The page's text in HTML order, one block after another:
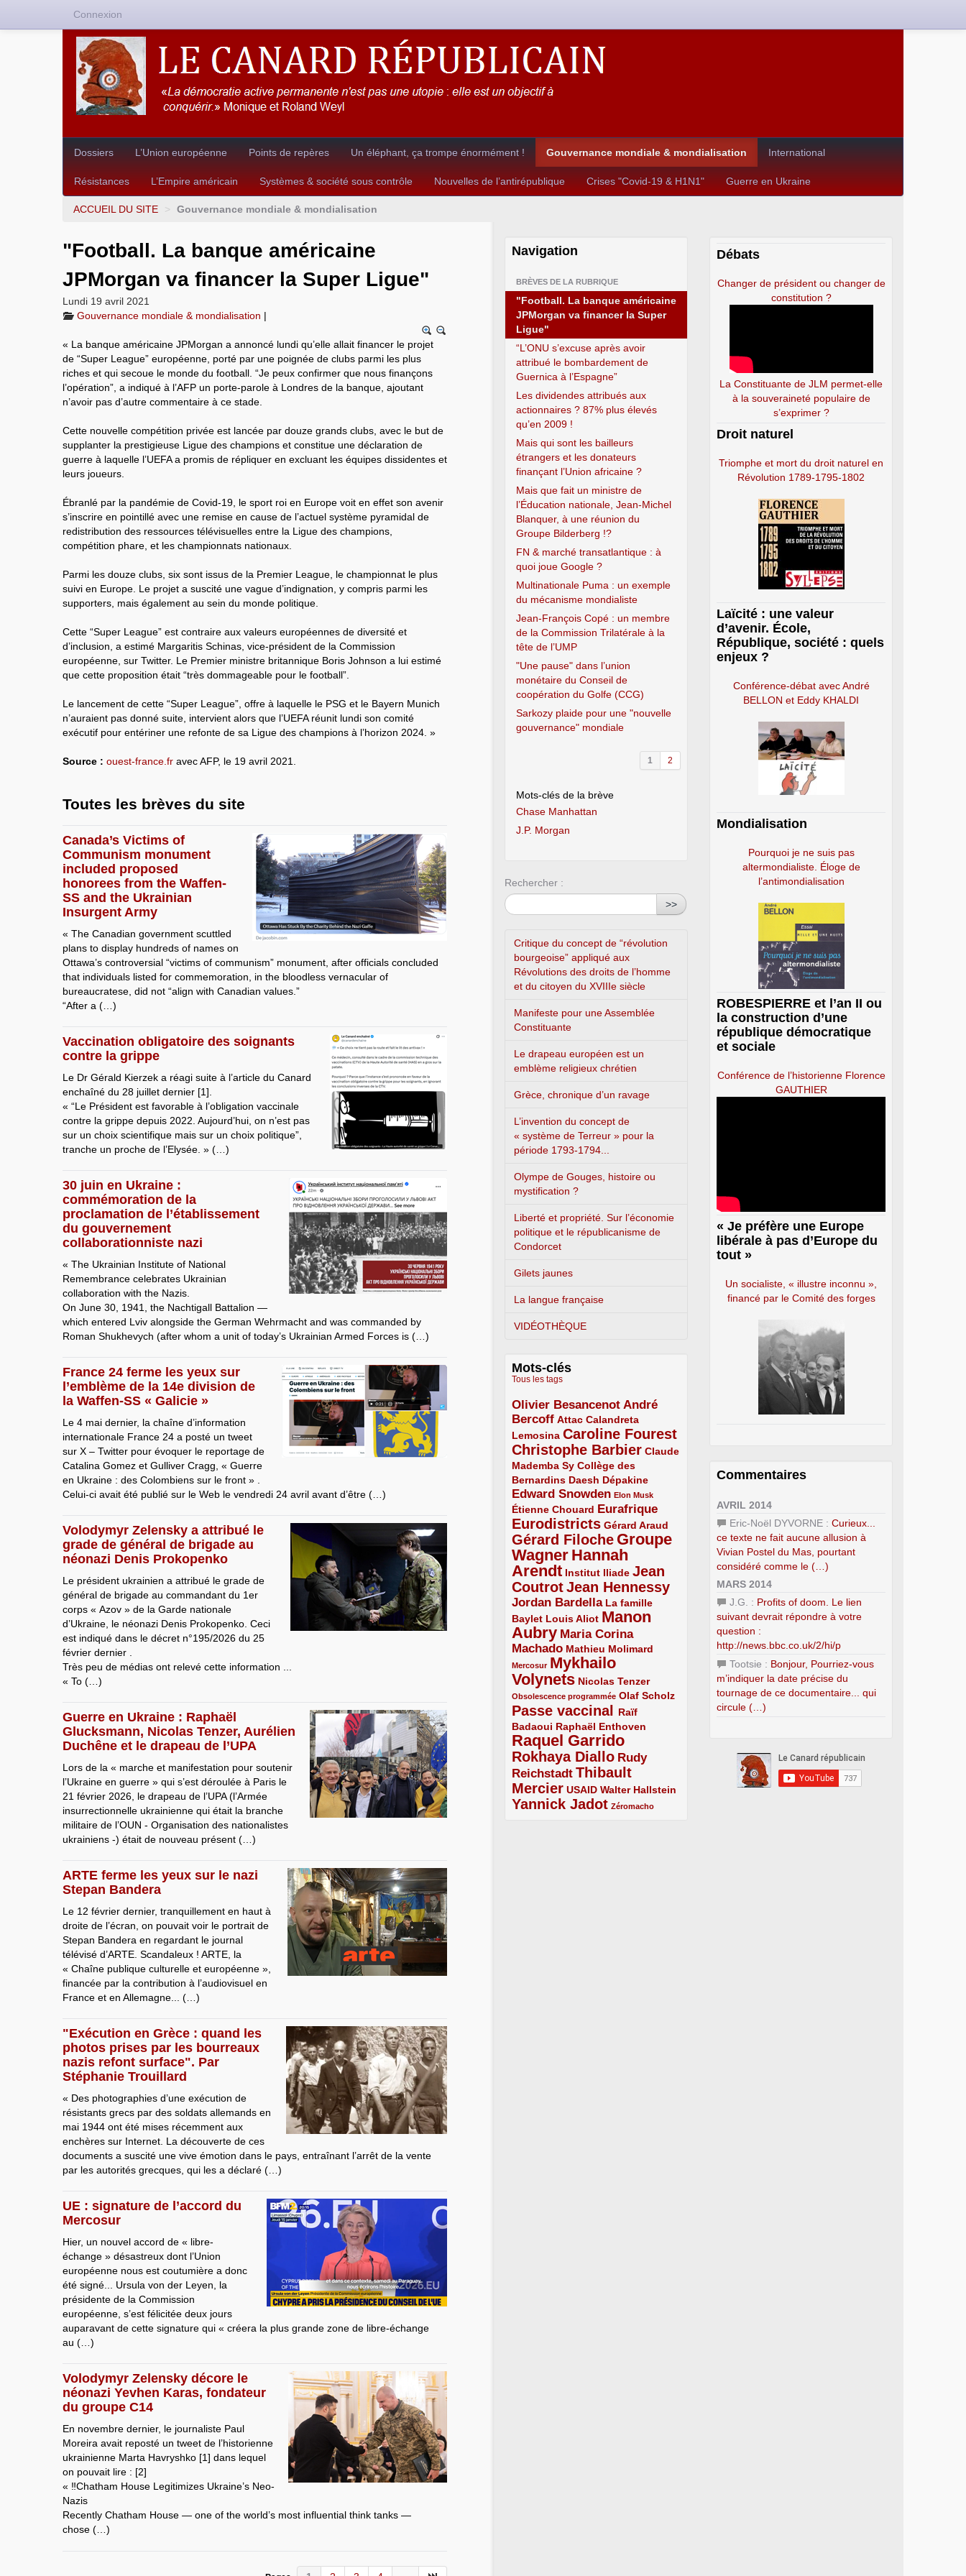
Dossiers L’Union européenne Points de repères Un éléphant, ça trompe énormément ! Gouvernance mondiale & mondialisation International
Résistances L’Empire américain Systèmes & société sous contrôle Nouvelles de l’antirépublique Crises "Covid-19 & H1N1" Guerre en Ukraine
ACCUEIL DU SITE > Gouvernance mondiale & mondialisation
"Football. La banque américaine
JPMorgan va financer la Super Ligue"
Lundi 19 avril 2021
Gouvernance mondiale & mondialisation |
« La banque américaine JPMorgan a annoncé lundi qu’elle allait financer le projet
de “Super League” européenne, porté par une poignée de clubs parmi les plus
riches et qui secoue le monde du football. “Je peux confirmer que nous finançons
l’opération”, a indiqué à l’AFP un porte-parole à Londres de la banque, ajoutant
n’avoir pas d’autre commentaire à ce stade.
Cette nouvelle compétition privée est lancée par douze grands clubs, avec le but de
supplanter la prestigieuse Ligue des champions et constitue une déclaration de
guerre à laquelle l’UEFA a promis de répliquer en excluant les équipes dissidentes et
leurs joueurs.
Ébranlé par la pandémie de Covid-19, le sport roi en Europe voit en effet son avenir
s’inscrire en pointillé avec une remise en cause de l’actuel système pyramidal de
redistribution des ressources télévisuelles entre la Ligue des champions,
compétition phare, et les championnats nationaux.
Parmi les douze clubs, six sont issus de la Premier League, le championnat le plus
suivi en Europe. Le projet a suscité une vague d’indignation, y compris parmi les
supporters, mais également au sein du monde politique.
Cette “Super League” est contraire aux valeurs européennes de diversité et
d’inclusion, a estimé Margaritis Schinas, vice-président de la Commission
européenne, sur Twitter. Le Premier ministre britannique Boris Johnson a lui estimé
que cette proposition était “très dommageable pour le football”.
Le lancement de cette “Super League”, offre à laquelle le PSG et le Bayern Munich
n’auraient pas donné suite, intervient alors que l’UEFA réunit lundi son comité
exécutif pour entériner une refonte de sa Ligue des champions à l’horizon 2024. »
Source : ouest-france.fr avec AFP, le 19 avril 2021.
Toutes les brèves du site
Canada’s Victims of
Communism monument
included proposed
honorees from the Waffen-
SS and the Ukrainian
Insurgent Army
« The Canadian government scuttled
plans to display hundreds of names on
Ottawa’s controversial “victims of communism” monument, after officials concluded
that individuals listed for commemoration, in the bloodless vernacular of
bureaucratese, did not “align with Canadian values.”
“After a (…)
Vaccination obligatoire des soignants
contre la grippe
Le Dr Gérald Kierzek a réagi suite à l’article du Canard
enchaîné du 28 juillet dernier [1].
« “Le Président est favorable à l’obligation vaccinale
contre la grippe depuis 2022. Aujourd’hui, on n’est pas
sur un choix scientifique mais sur un choix politique”,
tranche un proche de l’Elysée. » (…)
30 juin en Ukraine :
commémoration de la
proclamation de l’établissement
du gouvernement
collaborationniste nazi
« The Ukrainian Institute of National
Remembrance celebrates Ukrainian
collaboration with the Nazis.
On June 30, 1941, the Nachtigall Battalion —
which entered Lviv alongside the German Wehrmacht and was commanded by
Roman Shukhevych (after whom a unit of today’s Ukrainian Armed Forces is (…)
France 24 ferme les yeux sur
l’emblème de la 14e division de
la Waffen-SS « Galicie »
Le 4 mai dernier, la chaîne d’information
internationale France 24 a posté un tweet
sur X – Twitter pour évoquer le reportage de
Catalina Gomez et Gulliver Cragg, « Guerre
en Ukraine : des Colombiens sur le front » .
Celui-ci avait été publié sur le Web le vendredi 24 avril avant d’être (…)
Volodymyr Zelensky a attribué le
grade de général de brigade au
néonazi Denis Prokopenko
Le président ukrainien a attribué le grade de
général de brigade au commandant du 1er
corps « Azov » de la Garde nationale
d’Ukraine, le néonazi Denis Prokopenko. Ceci
est indiqué dans le décret n°195/2026 du 25
février dernier .
Très peu de médias ont relevé cette information ...
« To (…)
Guerre en Ukraine : Raphaël
Glucksmann, Nicolas Tenzer, Aurélien
Duchêne et le drapeau de l’UPA
Lors de la « marche et manifestation pour soutenir
l’Ukraine en guerre » qui s’est déroulée à Paris le
21 février 2026, le drapeau de l’UPA (l’Armée
insurrectionnelle ukrainienne qui était la branche
militaire de l’OUN - Organisation des nationalistes
ukrainiens -) était de nouveau présent (…)
ARTE ferme les yeux sur le nazi
Stepan Bandera
Le 12 février dernier, tranquillement en haut à
droite de l’écran, on pouvait voir le portrait de
Stepan Bandera en regardant le journal
télévisé d’ARTE. Scandaleux ! ARTE, la
« Chaîne publique culturelle et européenne »,
financée par la contribution à l’audiovisuel en
France et en Allemagne... (…)
"Exécution en Grèce : quand les
photos prises par les bourreaux
nazis refont surface". Par
Stéphanie Trouillard
« Des photographies d’une exécution de
résistants grecs par des soldats allemands en
mai 1944 ont été mises récemment aux
enchères sur Internet. La découverte de ces
documents a suscité une vive émotion dans le pays, entraînant l’arrêt de la vente
par les autorités grecques, qui les a déclaré (…)
UE : signature de l’accord du
Mercosur
Hier, un nouvel accord de « libre-
échange » désastreux dont l’Union
européenne nous est coutumière a donc
été signé... Ursula von der Leyen, la
présidente de la Commission
européenne, s’est félicitée deux jours
auparavant de cette signature qui « créera la plus grande zone de libre-échange
au (…)
Volodymyr Zelensky décore le
néonazi Yevhen Karas, fondateur
du groupe C14
En novembre dernier, le journaliste Paul
Moreira avait reposté un tweet de l’historienne
ukrainienne Marta Havryshko [1] dans lequel
on pouvait lire : [2]
« ‼️Chatham House Legitimizes Ukraine’s Neo-
Nazis
Recently Chatham House — one of the world’s most influential think tanks —
chose (…)
Navigation
BRÈVES DE LA RUBRIQUE
"Football. La banque américaine
JPMorgan va financer la Super
Ligue"
“L’ONU s’excuse après avoir
attribué le bombardement de
Guernica à l’Espagne”
Les dividendes attribués aux
actionnaires ? 87% plus élevés
qu’en 2009 !
Mais qui sont les bailleurs
étrangers et les donateurs
finançant l’Union africaine ?
Mais que fait un ministre de
l’Éducation nationale, Jean-Michel
Blanquer, à une réunion du
Groupe Bilderberg !?
FN & marché transatlantique : à
quoi joue Google ?
Multinationale Puma : un exemple
du mécanisme mondialiste
Jean-François Copé : un membre
de la Commission Trilatérale à la
tête de l’UMP
"Une pause" dans l’union
monétaire du Conseil de
coopération du Golfe (CCG)
Sarkozy plaide pour une "nouvelle
gouvernance" mondiale
1 2
Mots-clés de la brève
Chase Manhattan
J.P. Morgan
Rechercher :
>>
Critique du concept de “révolution
bourgeoise” appliqué aux
Révolutions des droits de l’homme
et du citoyen du XVIIIe siècle
Manifeste pour une Assemblée
Constituante
Le drapeau européen est un
emblème religieux chrétien
Grèce, chronique d’un ravage
L’invention du concept de
« système de Terreur » pour la
période 1793-1794...
Olympe de Gouges, histoire ou
mystification ?
Liberté et propriété. Sur l’économie
politique et le républicanisme de
Condorcet
Gilets jaunes
La langue française
VIDÉOTHÈQUE
Mots-clés
Tous les tags
Olivier Besancenot
3/5
André
Bercoff
3/5 Attac
2/5
Calandreta
Lemosina
2/5 Caroline Fourest
4/5
Christophe Barbier
4/5
Claude
Mademba Sy
2/5
Collège des
Bernardins
2/5 Daesh
2/5 Dépakine
2/5
Edward Snowden
3/5 Elon Musk
1/5
Étienne Chouard
2/5 Eurafrique
3/5
Eurodistricts
4/5 Gérard Araud
2/5
Gérard Filoche
4/5
Groupe
Wagner
5/5
Hannah
Arendt
5/5 Institut Iliade
2/5
Jean
Coutrot
4/5 Jean Hennessy
4/5
Jordan Bardella
3/5
La famille
Baylet
2/5 Louis Aliot
2/5
Manon
Aubry
5/5
Maria Corina
Machado
3/5 Mathieu Molimard
2/5
Mercosur
1/5
Mykhailo
Volynets
5/5 Nicolas Tenzer
2/5
Obsolescence programmée
1/5 Olaf Scholz
2/5
Passe vaccinal
4/5
Raïf
Badaoui
2/5 Raphaël Enthoven
2/5
Raquel Garrido
5/5
Rokhaya Diallo
4/5
Rudy
Reichstadt
3/5
Thibault
Mercier
4/5 USAID
2/5 Walter Hallstein
2/5
Yannick Jadot
4/5 Zéromacho
1/5
Débats
Changer de président ou changer de
constitution ?
La Constituante de JLM permet-elle
à la souveraineté populaire de
s’exprimer ?
Droit naturel
Triomphe et mort du droit naturel en
Révolution 1789-1795-1802
Laïcité : une valeur
d’avenir. École,
République, société : quels
enjeux ?
Conférence-débat avec André
BELLON et Eddy KHALDI
Mondialisation
Pourquoi je ne suis pas
altermondialiste. Éloge de
l’antimondialisation
ROBESPIERRE et l’an II ou
la construction d’une
république démocratique
et sociale
Conférence de l’historienne Florence
GAUTHIER
« Je préfère une Europe
libérale à pas d’Europe du
tout »
Un socialiste, « illustre inconnu »,
financé par le Comité des forges
Commentaires
AVRIL 2014
Eric-Noël DYVORNE : Curieux...
ce texte ne fait aucune allusion à
Vivian Postel du Mas, pourtant
considéré comme le (…)
MARS 2014
J.G. : Profits of doom. Le lien
suivant devrait répondre à votre
question :
http://news.bbc.co.uk/2/hi/p
Tootsie : Bonjour, Pourriez-vous
m’indiquer la date précise du
tournage de ce documentaire... qui
circule (…)
Connexion